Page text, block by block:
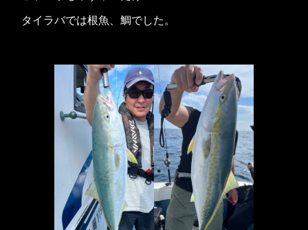
タイラバでは根魚、鯛でした。